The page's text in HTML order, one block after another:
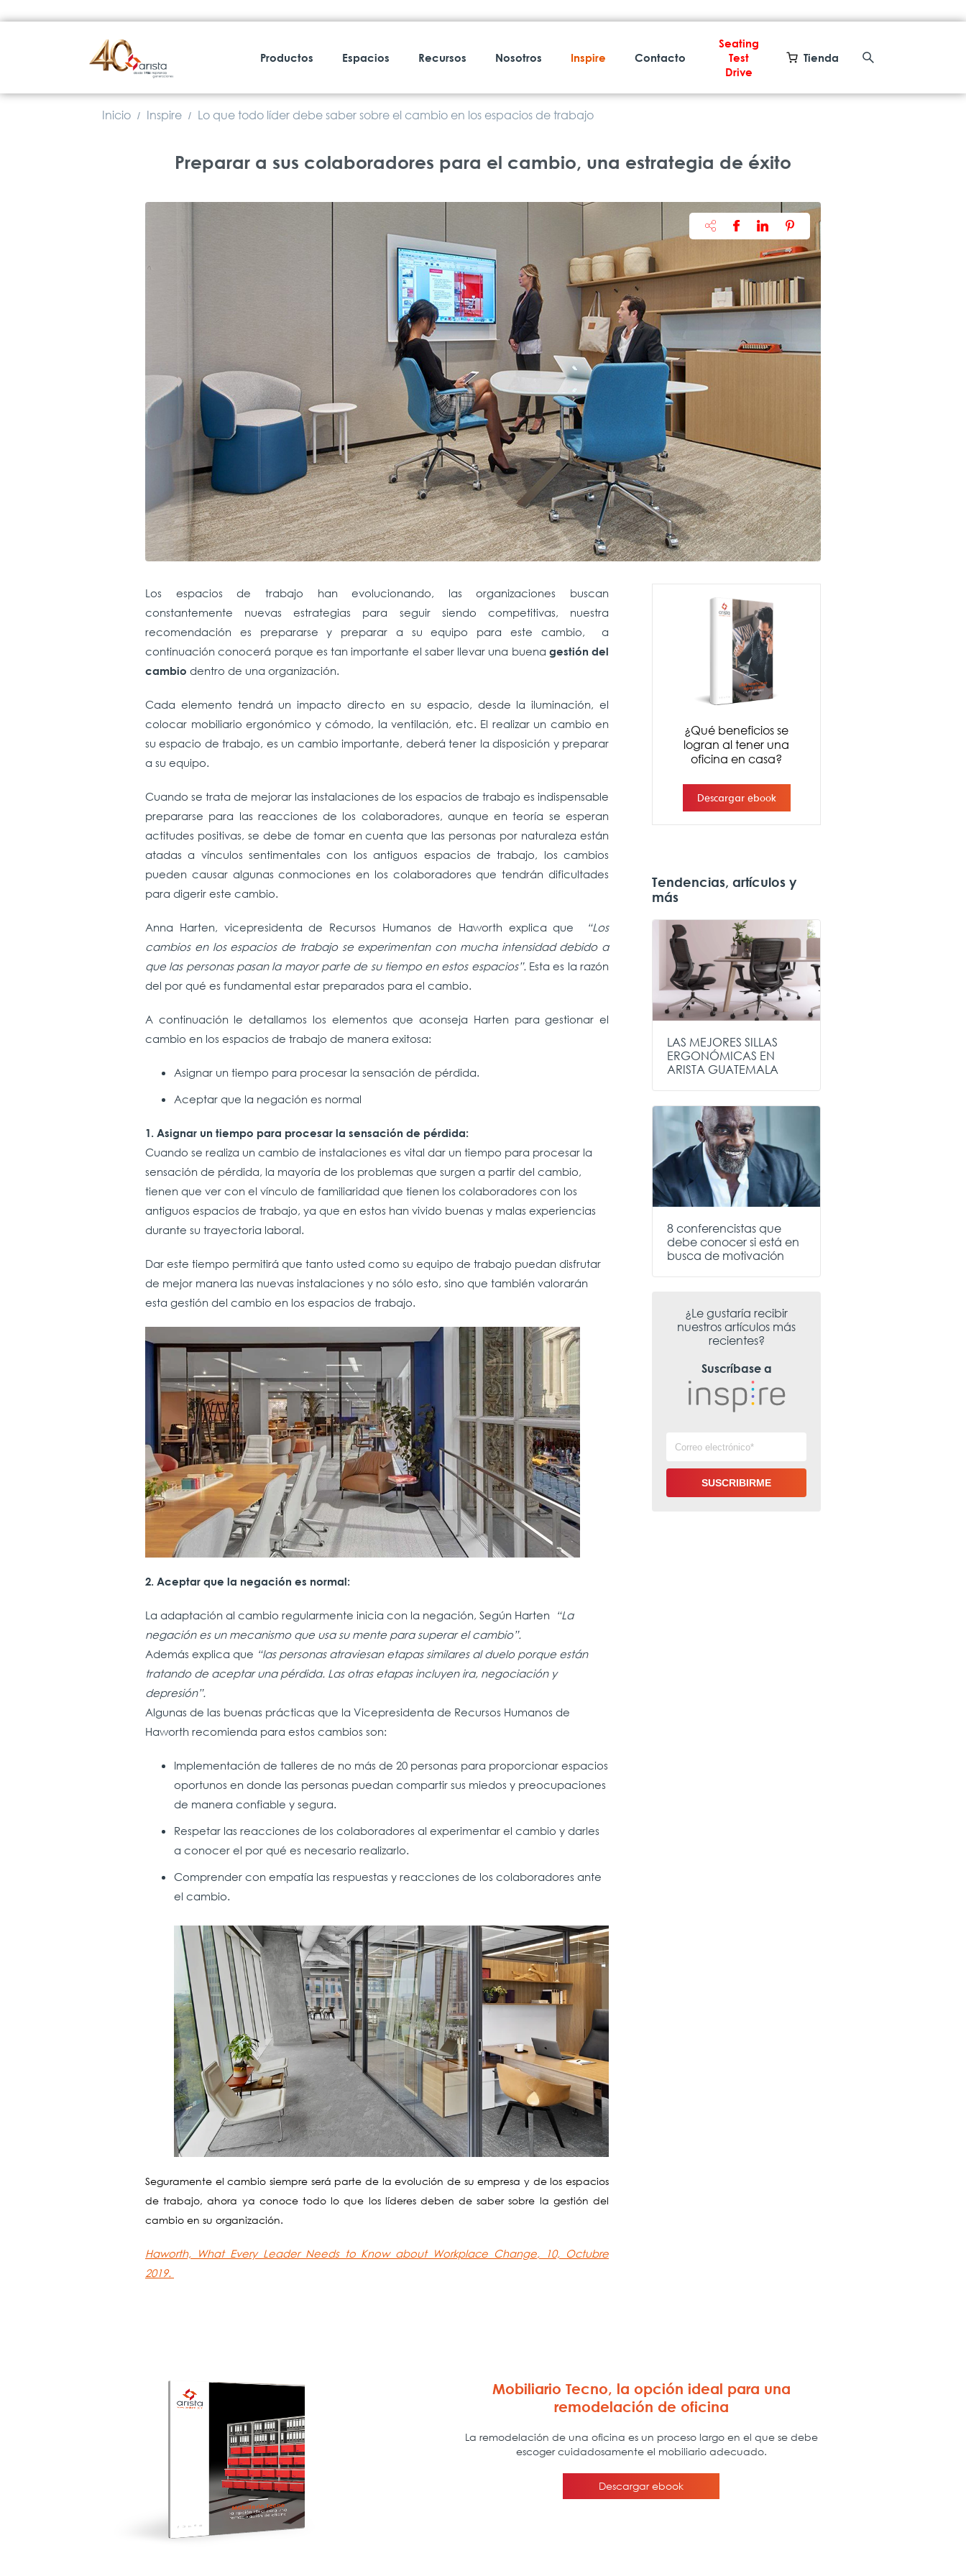
Productos Espacios Recursos Nosotros Inspire Contacto
Seating
Test
Drive
Tienda
Inicio / Inspire / Lo que todo líder debe saber sobre el cambio en los espacios de trabajo
Preparar a sus colaboradores para el cambio, una estrategia de éxito
Los espacios de trabajo han evolucionando, las organizaciones buscan
constantemente nuevas estrategias para seguir siendo competitivas, nuestra
recomendación es prepararse y preparar a su equipo para este cambio, a
continuación conocerá porque es tan importante el saber llevar una buena gestión del
cambio dentro de una organización.
Cada elemento tendrá un impacto directo en su espacio, desde la iluminación, el
colocar mobiliario ergonómico y cómodo, la ventilación, etc. El realizar un cambio en
su espacio de trabajo, es un cambio importante, deberá tener la disposición y preparar
a su equipo.
Cuando se trata de mejorar las instalaciones de los espacios de trabajo es indispensable
prepararse para las reacciones de los colaboradores, aunque en teoría se esperan
actitudes positivas, se debe de tomar en cuenta que las personas por naturaleza están
atadas a vínculos sentimentales con los antiguos espacios de trabajo, los cambios
pueden causar algunas conmociones en los colaboradores que tendrán dificultades
para digerir este cambio.
Anna Harten, vicepresidenta de Recursos Humanos de Haworth explica que
“Los
cambios en los espacios de trabajo se experimentan con mucha intensidad debido a
que las personas pasan la mayor parte de su tiempo en estos espacios”. Esta es la razón
del por qué es fundamental estar preparados para el cambio.
A continuación le detallamos los elementos que aconseja Harten para gestionar el
cambio en los espacios de trabajo de manera exitosa:
Asignar un tiempo para procesar la sensación de pérdida.
Aceptar que la negación es normal
1. Asignar un tiempo para procesar la sensación de pérdida:
Cuando se realiza un cambio de instalaciones es vital dar un tiempo para procesar la
sensación de pérdida, la mayoría de los problemas que surgen a partir del cambio,
tienen que ver con el vínculo de familiaridad que tienen los colaboradores con los
antiguos espacios de trabajo, ya que en estos han vivido buenas y malas experiencias
durante su trayectoria laboral.
Dar este tiempo permitirá que tanto usted como su equipo de trabajo puedan disfrutar
de mejor manera las nuevas instalaciones y no sólo esto, sino que también valorarán
esta gestión del cambio en los espacios de trabajo.
2. Aceptar que la negación es normal:
La adaptación al cambio regularmente inicia con la negación, Según Harten “La
negación es un mecanismo que usa su mente para superar el cambio”.
Además explica que “las personas atraviesan etapas similares al duelo porque están
tratando de aceptar una pérdida. Las otras etapas incluyen ira, negociación y
depresión”.
Algunas de las buenas prácticas que la Vicepresidenta de Recursos Humanos de
Haworth recomienda para estos cambios son:
Implementación de talleres de no más de 20 personas para proporcionar espacios
oportunos en donde las personas puedan compartir sus miedos y preocupaciones
de manera confiable y segura.
Respetar las reacciones de los colaboradores al experimentar el cambio y darles
a conocer el por qué es necesario realizarlo.
Comprender con empatía las respuestas y reacciones de los colaboradores ante
el cambio.
Seguramente el cambio siempre será parte de la evolución de su empresa y de los espacios
de trabajo, ahora ya conoce todo lo que los líderes deben de saber sobre la gestión del
cambio en su organización.
Haworth, What Every Leader Needs to Know about Workplace Change, 10, Octubre
2019.
Tendencias, artículos y
más
LAS MEJORES SILLAS
ERGONÓMICAS EN
ARISTA GUATEMALA
8 conferencistas que
debe conocer si está en
busca de motivación
¿Le gustaría recibir
nuestros artículos más
recientes?
Suscríbase a